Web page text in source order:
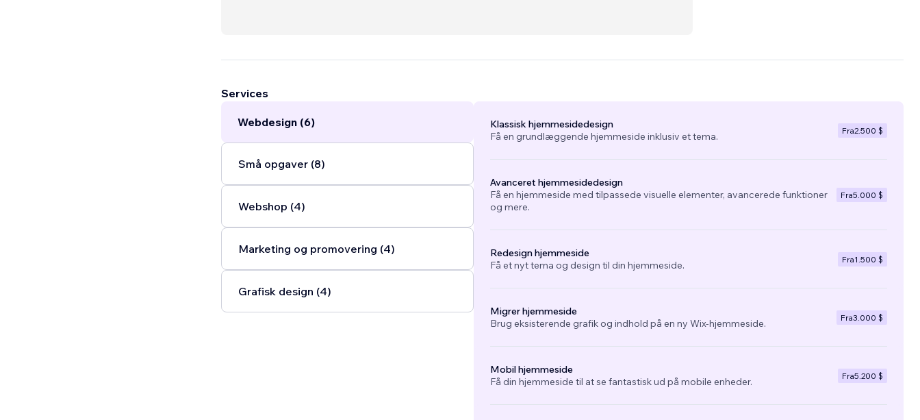
Services
Webdesign (6)
Små opgaver (8)
Webshop (4)
Marketing og promovering (4)
Grafisk design (4)
Klassisk hjemmesidedesign
Få en grundlæggende hjemmeside inklusiv et tema.
Fra2.500 $
Avanceret hjemmesidedesign
Få en hjemmeside med tilpassede visuelle elementer, avancerede funktioner
og mere.
Fra5.000 $
Redesign hjemmeside
Få et nyt tema og design til din hjemmeside.
Fra1.500 $
Migrer hjemmeside
Brug eksisterende grafik og indhold på en ny Wix-hjemmeside.
Fra3.000 $
Mobil hjemmeside
Få din hjemmeside til at se fantastisk ud på mobile enheder.
Fra5.200 $